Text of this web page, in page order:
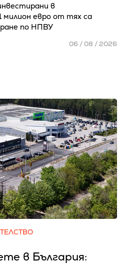
в
милион евро от тях са
по НПВУ
06 / 08 / 2026
в България: